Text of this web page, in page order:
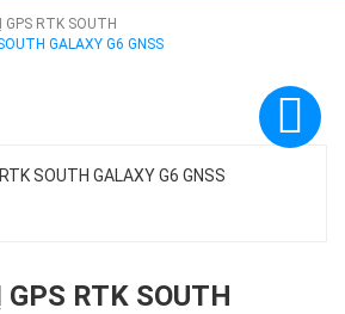
GPS RTK SOUTH
GALAXY G6 GNSS
RTK SOUTH